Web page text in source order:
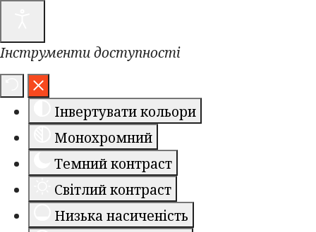
Інструменти доступності
Інвертувати кольори
Монохромний
Темний контраст
Світлий контраст
Низька насиченість